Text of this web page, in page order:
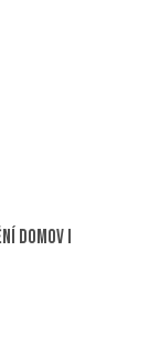
domov i